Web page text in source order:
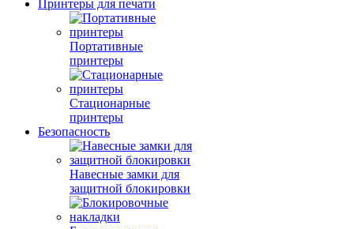
Принтеры для печати
Портативные
принтеры
Стационарные
принтеры
Безопасность
Навесные замки для
защитной блокировки